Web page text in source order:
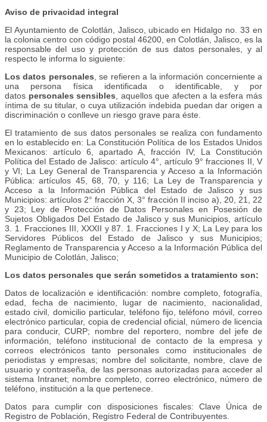
Aviso de privacidad integral
El Ayuntamiento de Colotlán, Jalisco, ubicado en Hidalgo no. 33 en
la colonia centro con código postal 46200, en Colotlán, Jalisco, es la
responsable del uso y protección de sus datos personales, y al
respecto le informa lo siguiente:
Los datos personales , se refieren a la información concerniente a
una persona física identificada o identificable, y por
datos personales sensibles , aquellos que afecten a la esfera más
íntima de su titular, o cuya utilización indebida puedan dar origen a
discriminación o conlleve un riesgo grave para éste.
El tratamiento de sus datos personales se realiza con fundamento
en lo establecido en: La Constitución Política de los Estados Unidos
Mexicanos: artículo 6, apartado A, fracción IV; La Constitución
Política del Estado de Jalisco: artículo 4°, artículo 9° fracciones II, V
y VI; La Ley General de Transparencia y Acceso a la Información
Pública: artículos 45, 68, 70, y 116; La Ley de Transparencia y
Acceso a la Información Pública del Estado de Jalisco y sus
Municipios: artículos 2° fracción X, 3° fracción II inciso a), 20, 21, 22
y 23; Ley de Protección de Datos Personales en Posesión de
Sujetos Obligados Del Estado de Jalisco y sus Municipios, artículo
3. 1. Fracciones III, XXXII y 87. 1. Fracciones I y X; La Ley para los
Servidores Públicos del Estado de Jalisco y sus Municipios;
Reglamento de Transparencia y Acceso a la Información Pública del
Municipio de Colotlán, Jalisco;
Los datos personales que serán sometidos a tratamiento son:
Datos de localización e identificación: nombre completo, fotografía,
edad, fecha de nacimiento, lugar de nacimiento, nacionalidad,
estado civil, domicilio particular, teléfono fijo, teléfono móvil, correo
electrónico particular, copia de credencial oficial, número de licencia
para conducir, CURP; nombre del reportero, nombre del jefe de
información, teléfono institucional de contacto de la empresa y
correos electrónicos tanto personales como institucionales de
periodistas y empresas; nombre del solicitante, nombre, clave de
usuario y contraseña, de las personas autorizadas para acceder al
sistema Intranet; nombre completo, correo electrónico, número de
teléfono, institución a la que pertenece.
Datos para cumplir con disposiciones fiscales: Clave Única de
Registro de Población, Registro Federal de Contribuyentes.